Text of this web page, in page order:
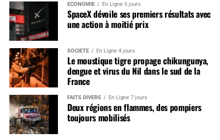
ÉCONOMIE En Ligne 5 jours
SpaceX dévoile ses premiers résultats avec
une action à moitié prix
SOCIÉTÉ En Ligne 4 jours
Le moustique tigre propage chikungunya,
dengue et virus du Nil dans le sud de la
France
FAITS DIVERS En Ligne 7 jours
Deux régions en flammes, des pompiers
toujours mobilisés